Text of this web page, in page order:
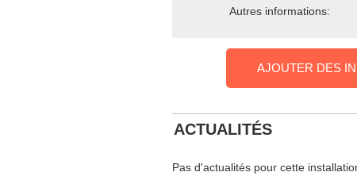
Autres informations:
AJOUTER DES
ACTUALITÉS
Pas d'actualités pour cette